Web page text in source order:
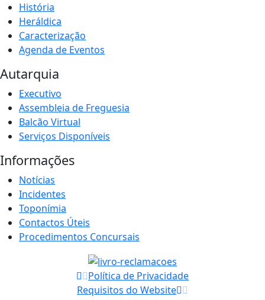
História
Heráldica
Caracterização
Agenda de Eventos
Autarquia
Executivo
Assembleia de Freguesia
Balcão Virtual
Serviços Disponíveis
Informações
Notícias
Incidentes
Toponímia
Contactos Úteis
Procedimentos Concursais
Política de Privacidade
Requisitos do Website